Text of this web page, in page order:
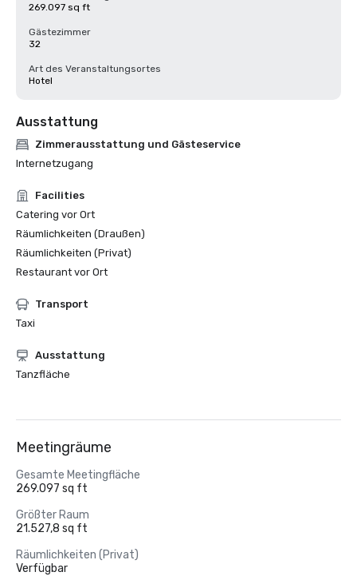
269.097 sq ft
Gästezimmer
32
Art des Veranstaltungsortes
Hotel
Ausstattung
Zimmerausstattung und Gästeservice
Internetzugang
Facilities
Catering vor Ort
Räumlichkeiten (Draußen)
Räumlichkeiten (Privat)
Restaurant vor Ort
Transport
Taxi
Ausstattung
Tanzfläche
Meetingräume
Gesamte Meetingfläche
269.097 sq ft
Größter Raum
21.527,8 sq ft
Räumlichkeiten (Privat)
Verfügbar